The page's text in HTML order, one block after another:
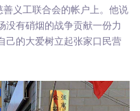
义工联合会的帐户上。他说
没有硝烟的战争贡献一份力
己的大爱树立起张家口民营